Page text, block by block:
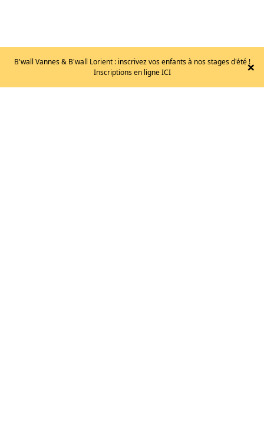
B'wall Vannes & B'wall Lorient : inscrivez vos enfants à nos stages d'été !
Inscriptions en ligne ICI
×